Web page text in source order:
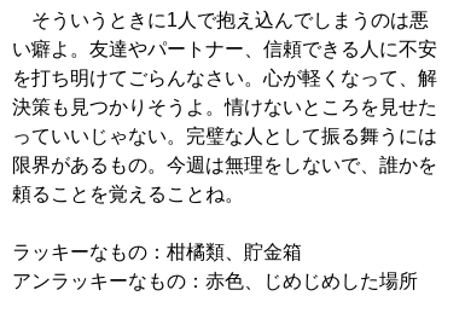
そういうときに1人で抱え込んでしまうのは悪
い癖よ。友達やパートナー、信頼できる人に不安
を打ち明けてごらんなさい。心が軽くなって、解
決策も見つかりそうよ。情けないところを見せた
っていいじゃない。完璧な人として振る舞うには
限界があるもの。今週は無理をしないで、誰かを
頼ることを覚えることね。
ラッキーなもの：柑橘類、貯金箱
アンラッキーなもの：赤色、じめじめした場所